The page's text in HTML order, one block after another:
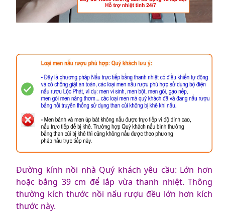
Đường kính nồi nhà Quý khách yêu cầu: Lớn hơn
hoặc bằng 39 cm để lắp vừa thanh nhiệt. Thông
thường kích thước nồi nấu rượu đều lớn hơn kích
thước này.